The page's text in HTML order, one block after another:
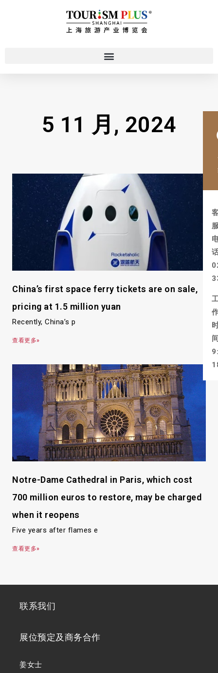
5 11 月, 2024
China’s first space ferry tickets are on sale,
pricing at 1.5 million yuan
Recently, China’s p
查看更多»
Notre-Dame Cathedral in Paris, which cost
700 million euros to restore, may be charged
when it reopens
Five years after flames e
查看更多»
联系我们
展位预定及商务合作
姜女士